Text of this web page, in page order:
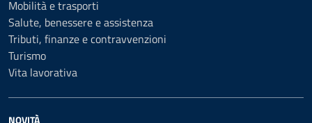
Mobilità e trasporti
Salute, benessere e assistenza
Tributi, finanze e contravvenzioni
Turismo
Vita lavorativa
NOVITÀ